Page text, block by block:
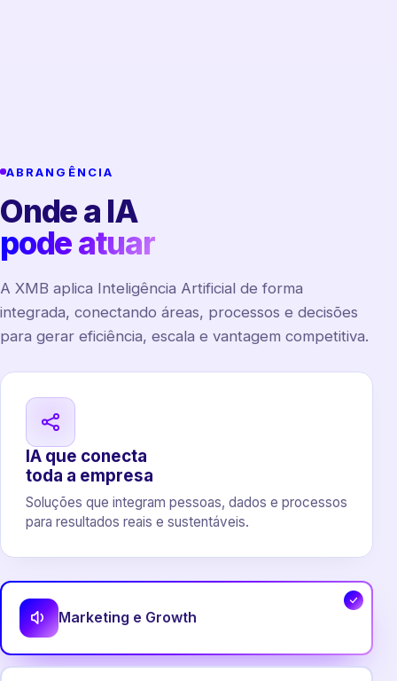
ABRANGÊNCIA
Onde a IA
pode atuar
A XMB aplica Inteligência Artificial de forma
integrada, conectando áreas, processos e decisões
para gerar eficiência, escala e vantagem competitiva.
IA que conecta
toda a empresa
Soluções que integram pessoas, dados e processos
para resultados reais e sustentáveis.
Marketing e Growth